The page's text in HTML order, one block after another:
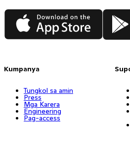
App Store
Kumpanya
Tungkol sa amin
Press
Mga Karera
Engineering
Pag-access